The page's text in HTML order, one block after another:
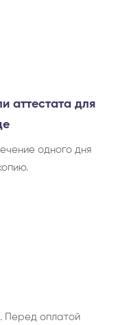
аттестата для
одного дня
Перед оплатой